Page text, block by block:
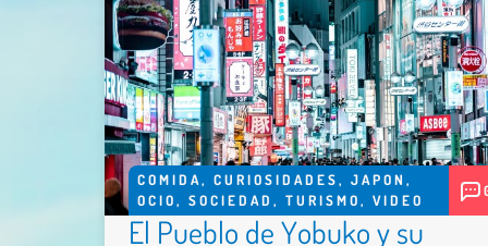
COMIDA,CURIOSIDADES,JAPON,
OCIO,SOCIEDAD,TURISMO,VIDEO
El Pueblo de Yobuko y su